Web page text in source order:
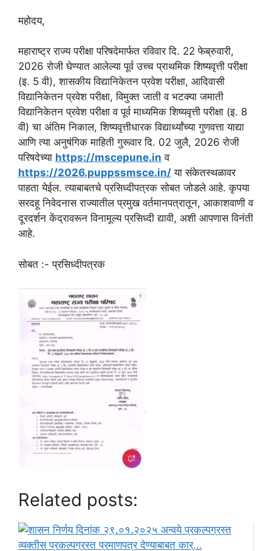
महोदय,
महाराष्ट्र राज्य परीक्षा परिषदेमार्फत रविवार दि. 22 फेब्रुवारी,
2026 रोजी घेण्यात आलेल्या पूर्व उच्च प्राथमिक शिष्यवृत्ती परीक्षा
(इ. 5 वी), शासकीय विद्यानिकेतन प्रवेश परीक्षा, आदिवासी
विद्यानिकेतन प्रवेश परीक्षा, विमुक्त जाती व भटक्या जमाती
विद्यानिकेतन प्रवेश परीक्षा व पूर्व माध्यमिक शिष्यवृत्ती परीक्षा (इ. 8
वी) चा अंतिम निकाल, शिष्यवृत्तीधारक विद्यार्थ्यांच्या गुणवत्ता याद्या
आणि त्या अनुषंगिक माहिती गुरूवार दि. 02 जुलै, 2026 रोजी
परिषदेच्या https://mscepune.in व
https://2026.puppssmsce.in/ या संकेतस्थळावर
पाहता येईल. त्याबाबतचे प्रसिध्दीपत्रक सोबत जोडले आहे. कृपया
सरदहू निवेदनास राज्यातील प्रमुख वर्तमानपत्रातून, आकाशवाणी व
दूरदर्शन केंद्रावरून विनामूल्य प्रसिध्दी द्यावी, अशी आपणास विनंती
आहे.
सोबत :- प्रसिध्दीपत्रक
Related posts: